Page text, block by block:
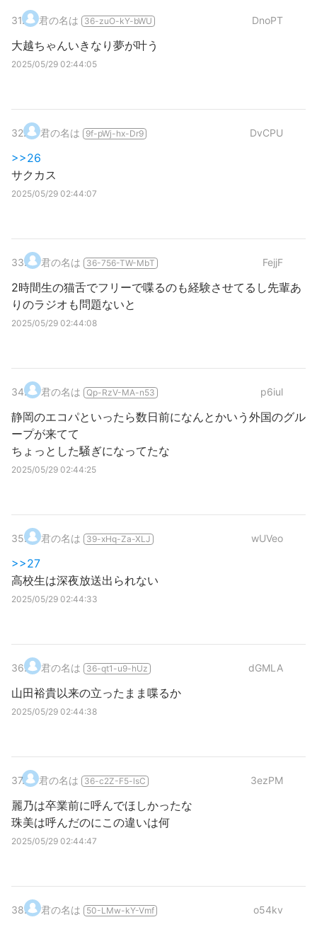
31. 君の名は 36-zuO-kY-bWU DnoPT
大越ちゃんいきなり夢が叶う
2025/05/29 02:44:05
32. 君の名は 9f-pWj-hx-Dr9 DvCPU
>>26
サクカス
2025/05/29 02:44:07
33. 君の名は 36-756-TW-MbT FejjF
2時間生の猫舌でフリーで喋るのも経験させてるし先輩あ
りのラジオも問題ないと
2025/05/29 02:44:08
34. 君の名は Qp-RzV-MA-n53 p6iul
静岡のエコパといったら数日前になんとかいう外国のグル
ープが来てて
ちょっとした騒ぎになってたな
2025/05/29 02:44:25
35. 君の名は 39-xHq-Za-XLJ wUVeo
>>27
高校生は深夜放送出られない
2025/05/29 02:44:33
36. 君の名は 36-qt1-u9-hUz dGMLA
山田裕貴以来の立ったまま喋るか
2025/05/29 02:44:38
37. 君の名は 36-c2Z-F5-lsC 3ezPM
麗乃は卒業前に呼んでほしかったな
珠美は呼んだのにこの違いは何
2025/05/29 02:44:47
38. 君の名は 50-LMw-kY-Vmf o54kv